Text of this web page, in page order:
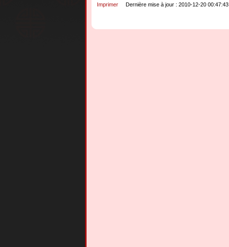
Imprimer Dernière mise à jour : 2010-12-20 00:47:43